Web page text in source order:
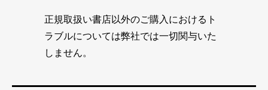
正規取扱い書店以外のご購入におけるト
ラブルについては弊社では一切関与いた
しません。